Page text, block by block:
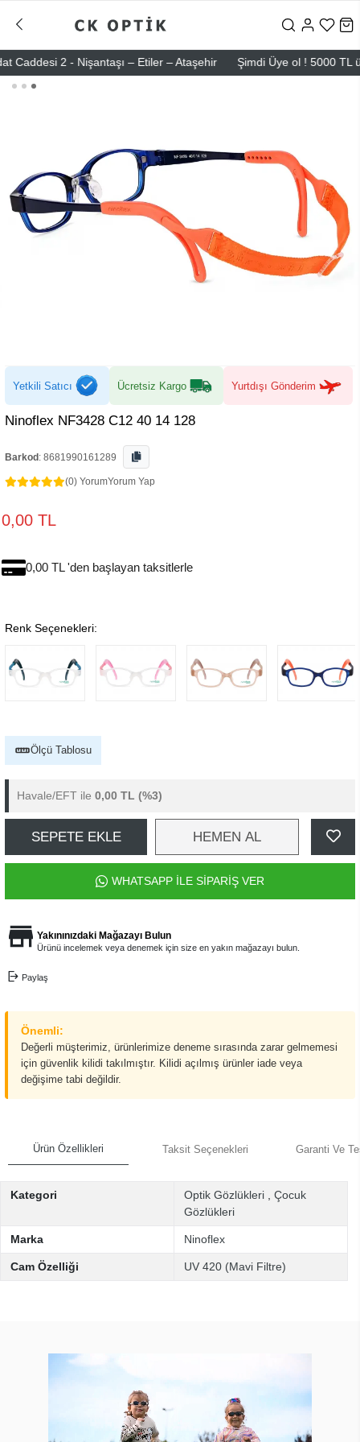
2 - Nişantaşı – Etiler – Ataşehir Şimdi Üye ol ! 5000 TL
Yetkili Satıcı Ücretsiz Kargo Yurtdışı Gönderim
Ninoflex NF3428 C12 40 14 128
Barkod : 8681990161289
(0) YorumYorum Yap
0,00 TL
0,00 TL 'den başlayan taksitlerle
Renk Seçenekleri:
Ölçü Tablosu
Havale/EFT ile 0,00 TL (%3)
SEPETE EKLE HEMEN AL
WHATSAPP İLE SİPARİŞ VER
Yakınınızdaki Mağazayı Bulun
Ürünü incelemek veya denemek için size en yakın mağazayı bulun.
Paylaş
Önemli:
Değerli müşterimiz, ürünlerimize deneme sırasında zarar gelmemesi
için güvenlik kilidi takılmıştır. Kilidi açılmış ürünler iade veya
değişime tabi değildir.
Ürün Özellikleri Taksit Seçenekleri Garanti Ve
Kategori Optik Gözlükleri
Çocuk
Gözlükleri
Marka Ninoflex
Cam Özelliği UV 420 (Mavi Filtre)